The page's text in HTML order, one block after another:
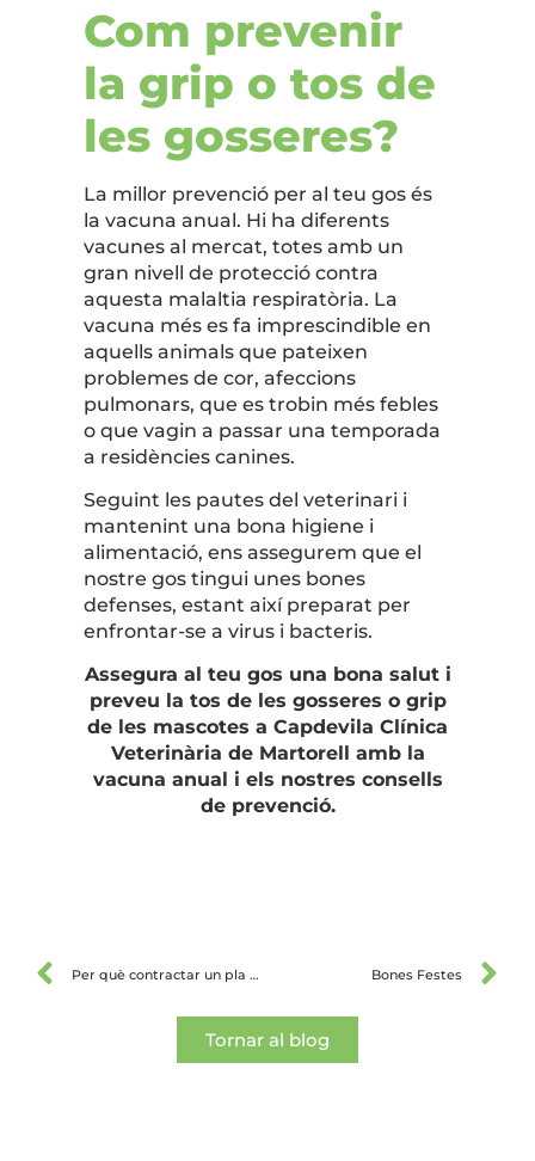
Com prevenir
la grip o tos de
les gosseres?
La millor prevenció per al teu gos és
la vacuna anual. Hi ha diferents
vacunes al mercat, totes amb un
gran nivell de protecció contra
aquesta malaltia respiratòria. La
vacuna més es fa imprescindible en
aquells animals que pateixen
problemes de cor, afeccions
pulmonars, que es trobin més febles
o que vagin a passar una temporada
a residències canines.
Seguint les pautes del veterinari i
mantenint una bona higiene i
alimentació, ens assegurem que el
nostre gos tingui unes bones
defenses, estant així preparat per
enfrontar-se a virus i bacteris.
Assegura al teu gos una bona salut i
preveu la tos de les gosseres o grip
de les mascotes a Capdevila Clínica
Veterinària de Martorell amb la
vacuna anual i els nostres consells
de prevenció.
Per què contractar un pla de salut per a la meva mascota? Bones Festes
Tornar al blog